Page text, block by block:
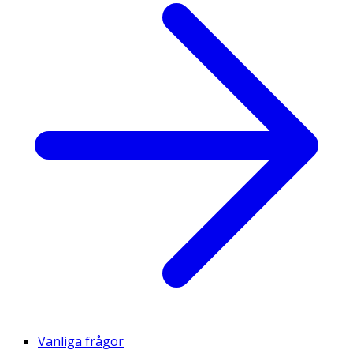
Vanliga frågor